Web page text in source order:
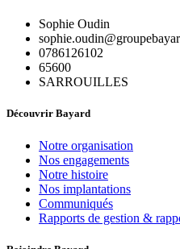
Sophie Oudin
0786126102
65600
SARROUILLES
Découvrir Bayard
Notre organisation
Nos engagements
Notre histoire
Nos implantations
Communiqués
Rapports de gestion &